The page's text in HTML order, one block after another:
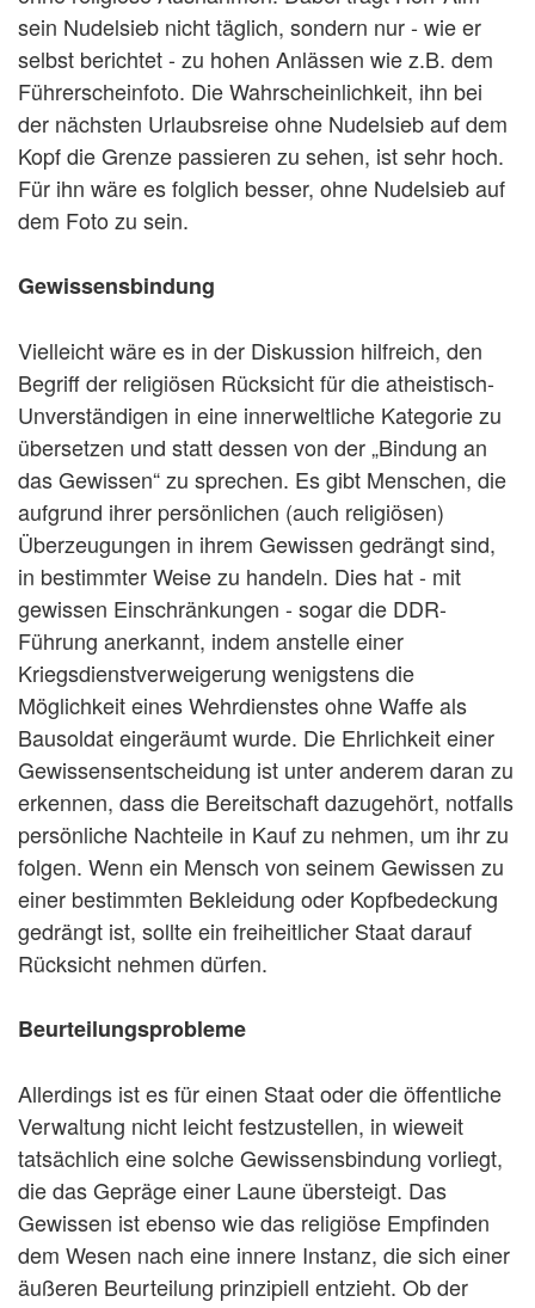
sein Nudelsieb nicht täglich, sondern nur - wie er
selbst berichtet - zu hohen Anlässen wie z.B. dem
Führerscheinfoto. Die Wahrscheinlichkeit, ihn bei
der nächsten Urlaubsreise ohne Nudelsieb auf dem
Kopf die Grenze passieren zu sehen, ist sehr hoch.
Für ihn wäre es folglich besser, ohne Nudelsieb auf
dem Foto zu sein.
Gewissensbindung
Vielleicht wäre es in der Diskussion hilfreich, den
Begriff der religiösen Rücksicht für die atheistisch-
Unverständigen in eine innerweltliche Kategorie zu
übersetzen und statt dessen von der „Bindung an
das Gewissen“ zu sprechen. Es gibt Menschen, die
aufgrund ihrer persönlichen (auch religiösen)
Überzeugungen in ihrem Gewissen gedrängt sind,
in bestimmter Weise zu handeln. Dies hat - mit
gewissen Einschränkungen - sogar die DDR-
Führung anerkannt, indem anstelle einer
Kriegsdienstverweigerung wenigstens die
Möglichkeit eines Wehrdienstes ohne Waffe als
Bausoldat eingeräumt wurde. Die Ehrlichkeit einer
Gewissensentscheidung ist unter anderem daran zu
erkennen, dass die Bereitschaft dazugehört, notfalls
persönliche Nachteile in Kauf zu nehmen, um ihr zu
folgen. Wenn ein Mensch von seinem Gewissen zu
einer bestimmten Bekleidung oder Kopfbedeckung
gedrängt ist, sollte ein freiheitlicher Staat darauf
Rücksicht nehmen dürfen.
Beurteilungsprobleme
Allerdings ist es für einen Staat oder die öffentliche
Verwaltung nicht leicht festzustellen, in wieweit
tatsächlich eine solche Gewissensbindung vorliegt,
die das Gepräge einer Laune übersteigt. Das
Gewissen ist ebenso wie das religiöse Empfinden
dem Wesen nach eine innere Instanz, die sich einer
äußeren Beurteilung prinzipiell entzieht. Ob der